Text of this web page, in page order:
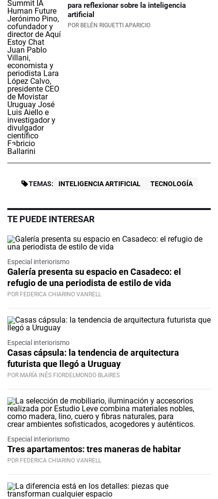
para reflexionar sobre la inteligencia
artificial
POR BELÉN RIGUETTI APARICIO
TEMAS: INTELIGENCIA ARTIFICIAL TECNOLOGÍA
TE PUEDE INTERESAR
Especial interiorismo
Galería presenta su espacio en Casadeco: el
refugio de una periodista de estilo de vida
POR FEDERICA CHIARINO VANRELL
Especial interiorismo
Casas cápsula: la tendencia de arquitectura
futurista que llegó a Uruguay
POR MARÍA INÉS FIORDELMONDO BLAIRES
Especial interiorismo
Tres apartamentos: tres maneras de habitar
POR FEDERICA CHIARINO VANRELL